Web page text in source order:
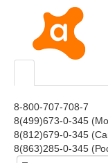
8-800-707-708-7
8(499)673-0-345
8(812)679-0-345
8(863)285-0-345